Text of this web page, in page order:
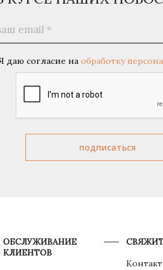
даю согласие на обработку
ОБСЛУЖИВАНИЕ
КЛИЕНТОВ